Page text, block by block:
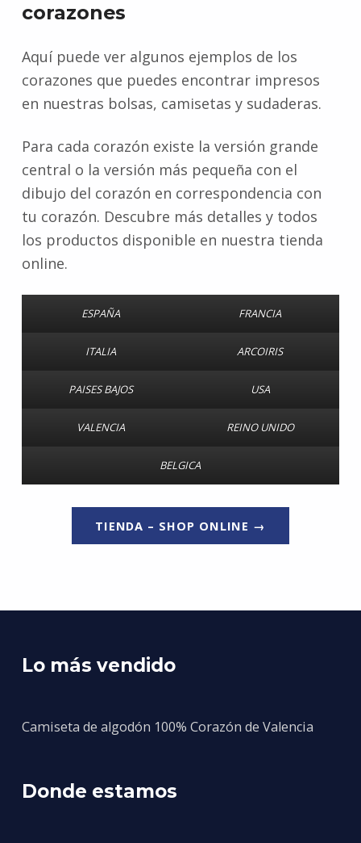
corazones
Aquí puede ver algunos ejemplos de los
corazones que puedes encontrar impresos
en nuestras bolsas, camisetas y sudaderas.
Para cada corazón existe la versión grande
central o la versión más pequeña con el
dibujo del corazón en correspondencia con
tu corazón. Descubre más detalles y todos
los productos disponible en nuestra tienda
online.
ESPAÑA FRANCIA
ITALIA ARCOIRIS
PAISES BAJOS USA
VALENCIA REINO UNIDO
BELGICA
TIENDA – SHOP ONLINE →
Lo más vendido
Camiseta de algodón 100% Corazón de Valencia
Donde estamos